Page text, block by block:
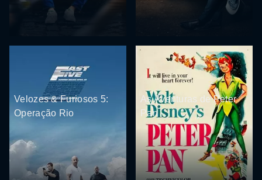
Velozes & Furiosos 5:
Operação Rio
As Aventuras de Peter
Pan